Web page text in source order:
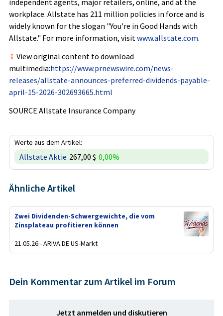
independent agents, major retailers, online, and at the
workplace. Allstate has 211 million policies in force and is
widely known for the slogan "You're in Good Hands with
Allstate." For more information, visitwww.allstate.com.
View original content to download
multimedia:https://www.prnewswire.com/news-
releases/allstate-announces-preferred-dividends-payable-
april-15-2026-302693665.html
SOURCE Allstate Insurance Company
Werte aus dem Artikel:
Allstate Aktie 267,00 $ 0,00%
Ähnliche Artikel
Zwei Dividenden-Schwergewichte, die vom
Zinsplateau profitieren können
21.05.26 - ARIVA.DE US-Markt
Dein Kommentar zum Artikel im Forum
Jetzt anmelden und diskutieren